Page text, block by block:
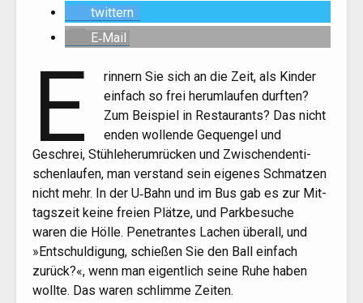
twit­tern
E‑Mail
E
rin­nern Sie sich an die Zeit, als Kin­der
ein­fach so frei her­um­lau­fen durf­ten?
Zum Bei­spiel in Restau­rants? Das nicht
enden wol­len­de Gequen­gel und
Geschrei, Stüh­le­her­um­rü­cken und Zwi­schen­den­ti­
schen­lau­fen, man ver­stand sein eige­nes Schmat­zen
nicht mehr. In der U‑Bahn und im Bus gab es zur Mit­
tags­zeit kei­ne frei­en Plät­ze, und Park­be­su­che
waren die Höl­le. Pene­tran­tes Lachen über­all, und
»Ent­schul­di­gung, schie­ßen Sie den Ball ein­fach
zurück?«, wenn man eigent­lich sei­ne Ruhe haben
woll­te. Das waren schlim­me Zeiten.